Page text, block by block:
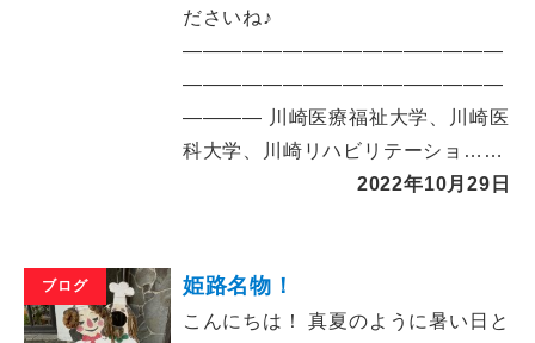
ださいね♪
――――――――――――――――
――――――――――――――――
―――― 川崎医療福祉大学、川崎医
科大学、川崎リハビリテーショ……
2022年10月29日
ブログ 姫路名物！
こんにちは！ 真夏のように暑い日と